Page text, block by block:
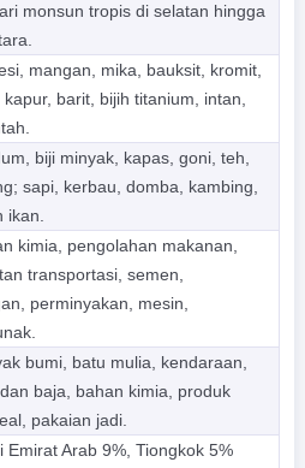
monsun tropis di selatan hingga
mangan, mika, bauksit, kromit,
barit, bijih titanium, intan,
biji minyak, kapas, goni, teh,
sapi, kerbau, domba, kambing,
ikan.
kimia, pengolahan makanan,
transportasi, semen,
perminyakan, mesin,
bumi, batu mulia, kendaraan,
baja, bahan kimia, produk
pakaian jadi.
Emirat Arab 9%, Tiongkok 5%